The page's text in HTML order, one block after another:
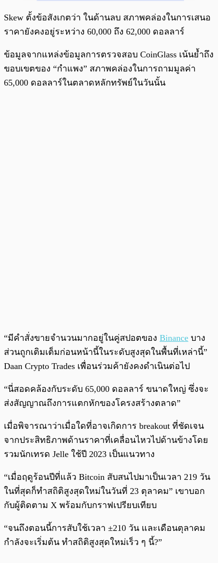
Skew ตั้งข้อสังเกตว่า ในด้านลบ สภาพคล่องในการเสนอ
ราคายังคงอยู่ระหว่าง 60,000 ถึง 62,000 ดอลลาร์
ข้อมูลจากแหล่งข้อมูลการตรวจสอบ CoinGlass เน้นย้ำถึง
ขอบเขตของ “กำแพง” สภาพคล่องในการถามมูลค่า
65,000 ดอลลาร์ในตลาดหลักทรัพย์ในวันนั้น
“มีคำสั่งขายจำนวนมากอยู่ในคู่สปอตของ Binance บาง
ส่วนถูกเติมเต็มก่อนหน้านี้ในระดับสูงสุดในพื้นที่เหล่านี้”
Daan Crypto Trades เพื่อนร่วมค้ายังคงดำเนินต่อไป
“นี่สอดคล้องกับระดับ 65,000 ดอลลาร์ ขนาดใหญ่ ซึ่งจะ
ส่งสัญญาณถึงการแตกหักของโครงสร้างตลาด”
เมื่อพิจารณาว่าเมื่อใดที่อาจเกิดการ breakout ที่ชัดเจน
จากประสิทธิภาพด้านราคาที่เคลื่อนไหวไปด้านข้างโดย
รวมนักเทรด Jelle ใช้ปี 2023 เป็นแนวทาง
“เมื่อฤดูร้อนปีที่แล้ว Bitcoin สับสนไปมาเป็นเวลา 219 วัน
ในที่สุดก็ทำสถิติสูงสุดใหม่ในวันที่ 23 ตุลาคม” เขาบอก
กับผู้ติดตาม X พร้อมกับกราฟเปรียบเทียบ
“จนถึงตอนนี้การสับใช้เวลา ±210 วัน และเดือนตุลาคม
กำลังจะเริ่มต้น ทำสถิติสูงสุดใหม่เร็ว ๆ นี้?”